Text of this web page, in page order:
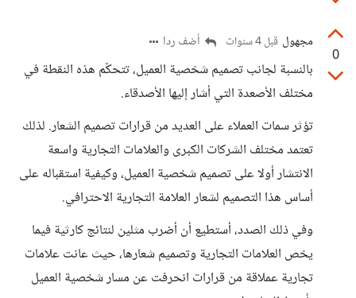
0
مجهول قبل 4 سنوات أضف ردا
بالنسبة لجانب تصميم شخصية العميل، تتحكّم هذه النقطة في
مختلف الأصعدة التي أشار إليها الأصدقاء.
تؤثر سمات العملاء على العديد من قرارات تصميم الشعار. لذلك
تعتمد مختلف الشركات الكبرى والعلامات التجارية واسعة
الانتشار أولا على تصميم شخصية العميل، وكيفية استقباله على
أساس هذا التصميم لشعار العلامة التجارية الاحترافي.
وفي ذلك الصدد، أستطيع أن أضرب مثلين لنتائج كارثية فيما
يخص العلامات التجارية وتصميم شعارها، حيث عانت علامات
تجارية عملاقة من قرارات انحرفت عن مسار شخصية العميل